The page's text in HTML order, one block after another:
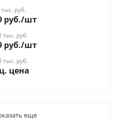
руб.
руб./шт
тыс. руб.
руб./шт
тыс. руб.
цена
еще